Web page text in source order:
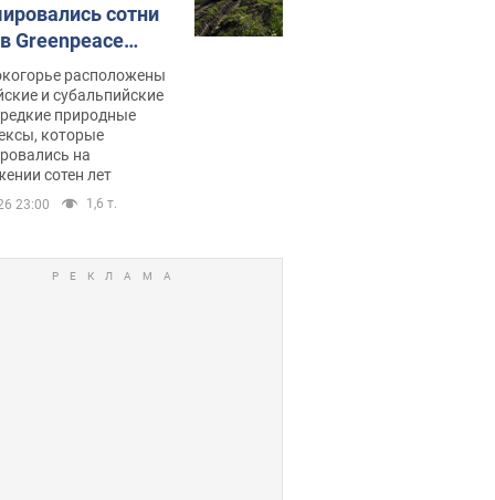
сотни
Greenpeace
тревогурасположены
и субальпийские
природные
которые
на
сотен лет
23:00 1,6 т.